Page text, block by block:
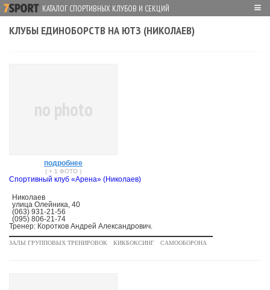
КАТАЛОГ СПОРТИВНЫХ КЛУБОВ И СЕКЦИЙ ≡
КЛУБЫ ЕДИНОБОРСТВ НА ЮТЗ (НИКОЛАЕВ)
no photo
подробнее
( + 1 ФОТО )
Спортивный клуб «Арена» (Николаев)
Николаев
улица Олейника, 40
(063) 931-21-56
(095) 806-21-74
Тренер: Коротков Андрей Александрович.
ЗАЛЫ ГРУППОВЫХ ТРЕНИРОВОК КИКБОКСИНГ САМООБОРОНА